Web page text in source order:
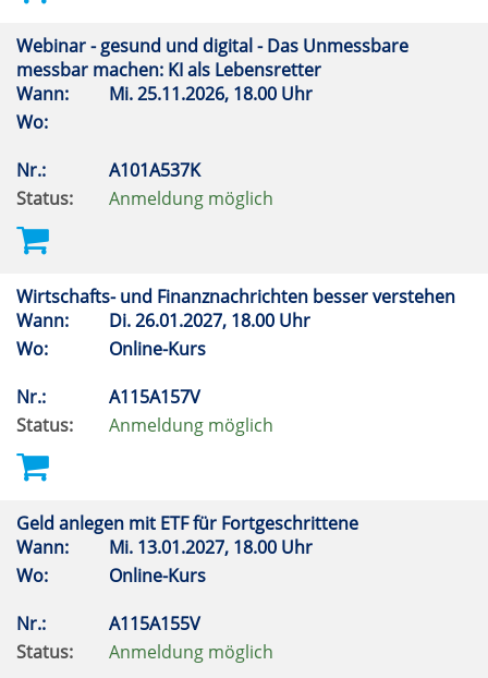
Webinar - gesund und digital - Das Unmessbare
messbar machen: KI als Lebensretter
Wann:
Mi.25.11.2026, 18.00 Uhr
Wo:
Nr.:
A101A537K
Status:
Anmeldung möglich
Wirtschafts- und Finanznachrichten besser verstehen
Wann:
Di.26.01.2027, 18.00 Uhr
Wo:
Online-Kurs
Nr.:
A115A157V
Status:
Anmeldung möglich
Geld anlegen mit ETF für Fortgeschrittene
Wann:
Mi. 13.01.2027, 18.00 Uhr
Wo:
Online-Kurs
Nr.:
A115A155V
Status:
Anmeldung möglich